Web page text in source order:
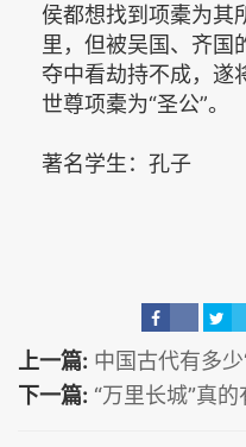
侯都想找到项橐为其
里，但被吴国、齐国
夺中看劫持不成，遂
世尊项橐为“圣公”。
著名学生：孔子
上一篇: 中国古代有多少
下一篇: “万里长城”真